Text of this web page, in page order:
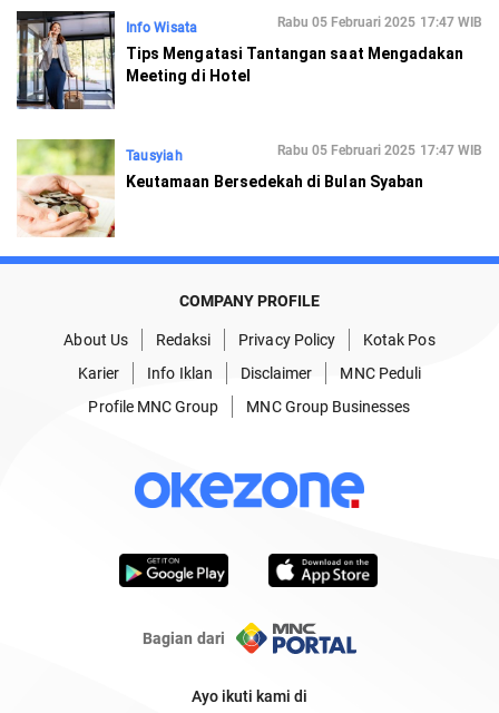
Info Wisata Rabu 05 Februari 2025 17:47 WIB
Tips Mengatasi Tantangan saat Mengadakan
Meeting di Hotel
Tausyiah Rabu 05 Februari 2025 17:47 WIB
Keutamaan Bersedekah di Bulan Syaban
COMPANY PROFILE
About Us Redaksi Privacy Policy
Kotak Pos
Karier
Info Iklan Disclaimer
MNC Peduli
Profile MNC Group
MNC Group Businesses
Bagian dari
Ayo ikuti kami di